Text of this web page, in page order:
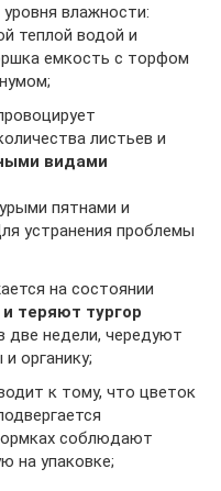
влажности:
теплой водой и
емкость с торфом
листьев и
видами
пятнами и
устранения проблемы
на состоянии
теряют тургор
две недели, чередуют
органику;
к тому, что цветок
соблюдают
на упаковке;